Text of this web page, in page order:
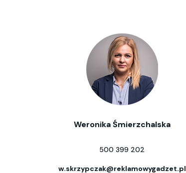
Weronika Śmierzchalska
500 399 202
w.skrzypczak@reklamowygadzet.pl